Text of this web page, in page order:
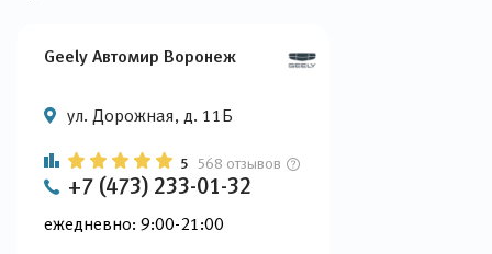
Geely Автомир Воронеж
ул. Дорожная, д. 11Б
5 568 отзывов
+7 (473) 233-01-32
ежедневно: 9:00-21:00